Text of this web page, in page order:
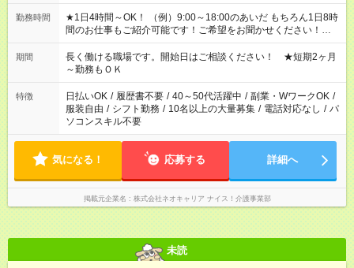
勤務時間
★1日4時間～OK！ （例）9:00～18:00のあいだ もちろん1日8時
間のお仕事もご紹介可能です！ご希望をお聞かせください！★家
庭の都合でお休みが必要な場合も遠慮なくご相談ください。 ※
週最低15時間以上の勤務が必要です
期間
長く働ける職場です。開始日はご相談ください！ ★短期2ヶ月
～勤務もＯＫ
特徴 日払いOK / 履歴書不要 / 40～50代活躍中 / 副業・WワークOK /
服装自由 / シフト勤務 / 10名以上の大量募集 / 電話対応なし / パ
ソコンスキル不要
気になる！ 応募する 詳細へ
掲載元企業名 株式会社ネオキャリア ナイス！介護事業部
未読